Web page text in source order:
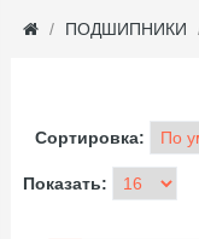
ПОДШИПНИКИ
Сортировка:
Показать: